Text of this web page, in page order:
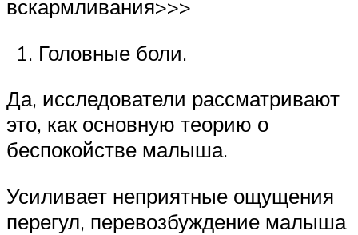
вскармливания>>>
Головные боли.
Да, исследователи рассматривают
это, как основную теорию о
беспокойстве малыша.
Усиливает неприятные ощущения
перегул, перевозбуждение малыша